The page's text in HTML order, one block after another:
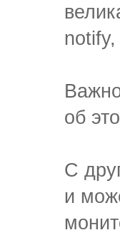
notify,
об
С
и